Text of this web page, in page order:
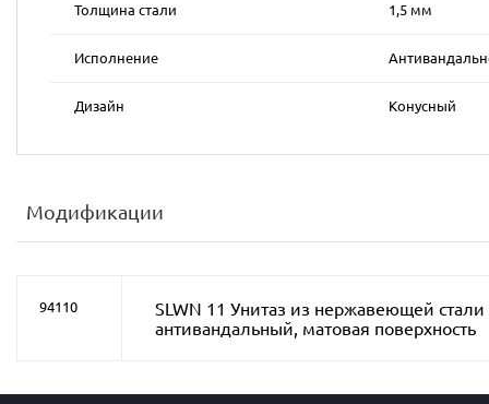
Толщина стали 1,5 мм
Исполнение
Дизайн Конусный
Модификации
94110
SLWN 11 Унитаз из нержавеющей
антивандальный, матовая поверхность